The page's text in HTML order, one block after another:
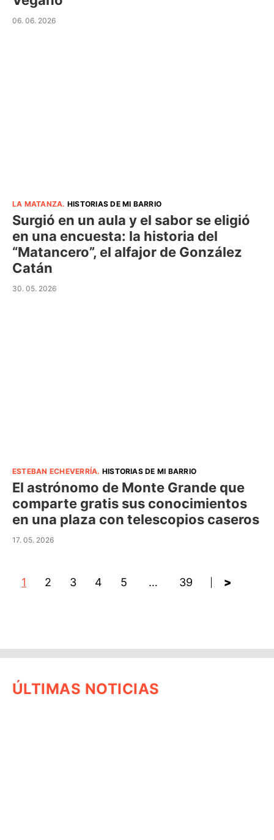
06. 06. 2026
LA MATANZA. HISTORIAS DE MI BARRIO
Surgió en un aula y el sabor se eligió
en una encuesta: la historia del
“Matancero”, el alfajor de González
Catán
30. 05. 2026
ESTEBAN ECHEVERRÍA. HISTORIAS DE MI BARRIO
El astrónomo de Monte Grande que
comparte gratis sus conocimientos
en una plaza con telescopios caseros
17. 05. 2026
1 2 3 4 5 … 39 >
ÚLTIMAS NOTICIAS